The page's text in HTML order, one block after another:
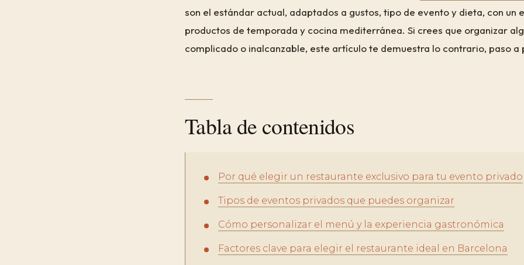
son el estándar actual, adaptados a gustos, tipo de evento y dieta, con un
productos de temporada y cocina mediterránea. Si crees que organizar
complicado o inalcanzable, este artículo te demuestra lo contrario, paso a
Tabla de contenidos
Por qué elegir un restaurante exclusivo para tu evento privado
Tipos de eventos privados que puedes organizar
Cómo personalizar el menú y la experiencia gastronómica
Factores clave para elegir el restaurante ideal en Barcelona